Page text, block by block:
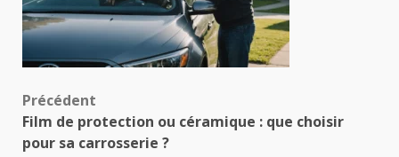
Navigation
d’article
Précédent
Film de protection ou céramique : que choisir
pour sa carrosserie ?